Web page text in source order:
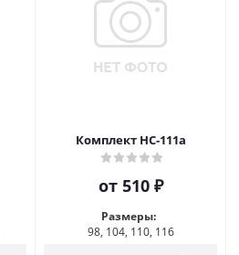
Комплект НС-111а
от 510 ₽
Размеры:
98, 104, 110, 116